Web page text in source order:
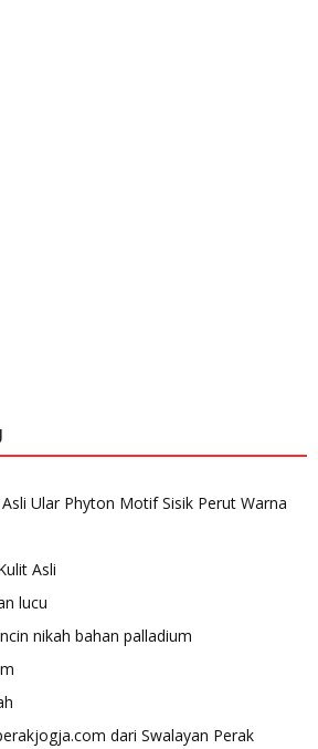
Ular Phyton Motif Sisik Perut Warna
Asli
lucu
nikah bahan palladium
dari Swalayan Perak